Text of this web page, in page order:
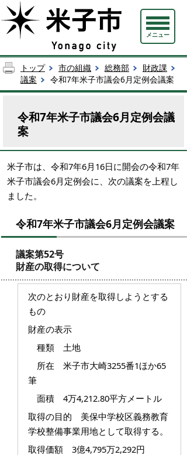
メニュー
トップ 市の組織 総務部
財政課
議案
令和7年米子市議会6月定例会議案
令和7年米子市議会6月定例会議
案
米子市は、令和7年6月16日に開会の令和7年
米子市議会6月定例会に、次の議案を上程し
ました。
令和7年米子市議会6月定例会議案
議案第52号
財産の取得について
次のとおり財産を取得しようとする
もの
財産の表示
種類 土地
所在 米子市大崎3255番1ほか65
筆
面積 4万4,212.80平方メートル
取得の目的 美保中学校区義務教育
学校整備事業用地として取得する。
取得価額 3億4,795万2,292円